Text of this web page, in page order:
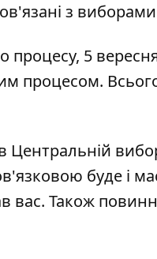
з
процесу, 5
процесом.
Центральній
буде і
вас. Також